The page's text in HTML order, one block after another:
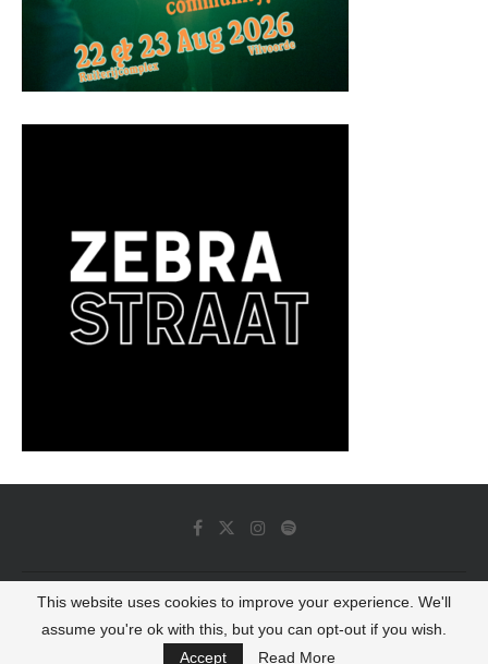
© 2022 - Luminous Dash All Rights Reserved
BACK TO TOP
This website uses cookies to improve your experience. We'll
assume you're ok with this, but you can opt-out if you wish.
Accept
Read More